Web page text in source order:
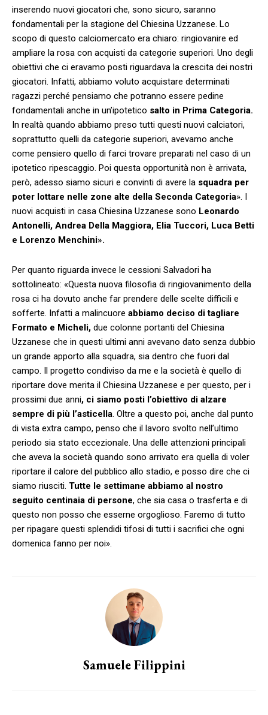
inserendo nuovi giocatori che, sono sicuro, saranno
fondamentali per la stagione del Chiesina Uzzanese. Lo
scopo di questo calciomercato era chiaro: ringiovanire ed
ampliare la rosa con acquisti da categorie superiori. Uno degli
obiettivi che ci eravamo posti riguardava la crescita dei nostri
giocatori. Infatti, abbiamo voluto acquistare determinati
ragazzi perché pensiamo che potranno essere pedine
fondamentali anche in un’ipotetico salto in Prima Categoria.
In realtà quando abbiamo preso tutti questi nuovi calciatori,
soprattutto quelli da categorie superiori, avevamo anche
come pensiero quello di farci trovare preparati nel caso di un
ipotetico ripescaggio. Poi questa opportunità non è arrivata,
però, adesso siamo sicuri e convinti di avere la squadra per
poter lottare nelle zone alte della Seconda Categoria». I
nuovi acquisti in casa Chiesina Uzzanese sono Leonardo
Antonelli, Andrea Della Maggiora, Elia Tuccori, Luca Betti
e Lorenzo Menchini».
Per quanto riguarda invece le cessioni Salvadori ha
sottolineato: «Questa nuova filosofia di ringiovanimento della
rosa ci ha dovuto anche far prendere delle scelte difficili e
sofferte. Infatti a malincuore abbiamo deciso di tagliare
Formato e Micheli, due colonne portanti del Chiesina
Uzzanese che in questi ultimi anni avevano dato senza dubbio
un grande apporto alla squadra, sia dentro che fuori dal
campo. Il progetto condiviso da me e la società è quello di
riportare dove merita il Chiesina Uzzanese e per questo, per i
prossimi due anni, ci siamo posti l’obiettivo di alzare
sempre di più l’asticella. Oltre a questo poi, anche dal punto
di vista extra campo, penso che il lavoro svolto nell’ultimo
periodo sia stato eccezionale. Una delle attenzioni principali
che aveva la società quando sono arrivato era quella di voler
riportare il calore del pubblico allo stadio, e posso dire che ci
siamo riusciti. Tutte le settimane abbiamo al nostro
seguito centinaia di persone, che sia casa o trasferta e di
questo non posso che esserne orgoglioso. Faremo di tutto
per ripagare questi splendidi tifosi di tutti i sacrifici che ogni
domenica fanno per noi».
Samuele Filippini